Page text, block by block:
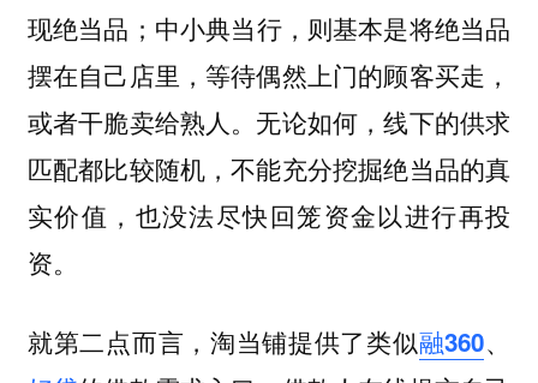
现绝当品；中小典当行，则基本是将绝当品
摆在自己店里，等待偶然上门的顾客买走，
或者干脆卖给熟人。无论如何，线下的供求
匹配都比较随机，不能充分挖掘绝当品的真
实价值，也没法尽快回笼资金以进行再投
资。
就第二点而言，淘当铺提供了类似融360、